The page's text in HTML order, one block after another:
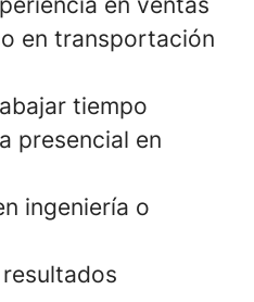
en transportación
tiempo
presencial en
ingeniería o